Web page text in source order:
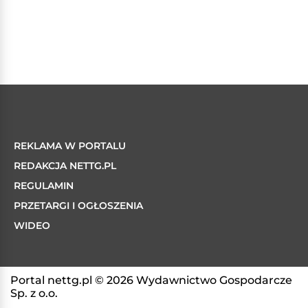
REKLAMA W PORTALU
REDAKCJA NETTG.PL
REGULAMIN
PRZETARGI I OGŁOSZENIA
WIDEO
Portal nettg.pl © 2026 Wydawnictwo Gospodarcze
Sp. z o.o.